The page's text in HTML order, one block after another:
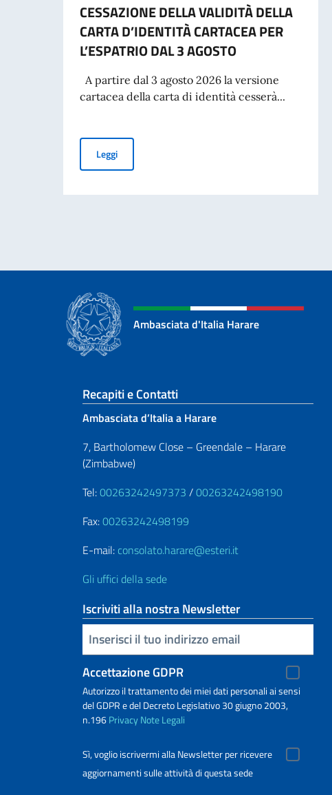
CESSAZIONE DELLA VALIDITÀ DELLA
CARTA D’IDENTITÀ CARTACEA PER
L’ESPATRIO DAL 3 AGOSTO
A partire dal 3 agosto 2026 la versione
cartacea della carta di identità cesserà...
LeggiCESSAZIONE DELLA VALIDITÀ DELLA CARTA
Ambasciata d'Italia Harare
Sezione footer
Recapiti e Contatti
Ambasciata d’Italia a Harare
7, Bartholomew Close – Greendale – Harare
(Zimbabwe)
Tel:00263242497373 /00263242498190
Fax:00263242498199
E-mail: consolato.harare@esteri.it
Gli uffici della sede
Iscriviti alla nostra Newsletter
Inserisci la tua email
Accettazione GDPR
Autorizzo il trattamento dei miei dati personali ai sensi
del GDPR e del Decreto Legislativo 30 giugno 2003,
n.196PrivacyNote Legali
Sì, voglio iscrivermi alla Newsletter per ricevere
aggiornamenti sulle attività di questa sede